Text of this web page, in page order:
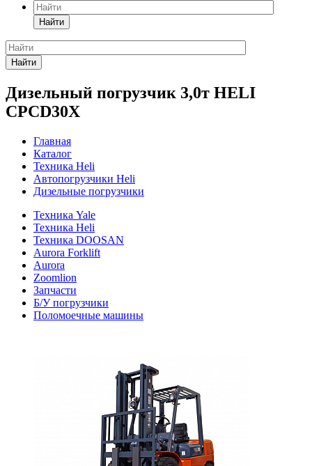
Найти
Найти
Дизельный погрузчик 3,0т HELI
CPCD30X
Главная
Каталог
Техника Heli
Автопогрузчики Heli
Дизельные погрузчики
Техника Yale
Техника Heli
Техника DOOSAN
Aurora Forklift
Aurora
Zoomlion
Запчасти
Б/У погрузчики
Поломоечные машины